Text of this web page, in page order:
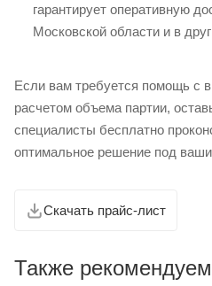
гарантирует оперативную
Московской области и в
Если вам требуется помощь с
расчетом объема партии,
специалисты бесплатно
оптимальное решение под
Скачать прайс-лист
Также рекомендуем